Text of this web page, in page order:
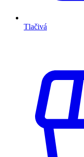
Tlačivá